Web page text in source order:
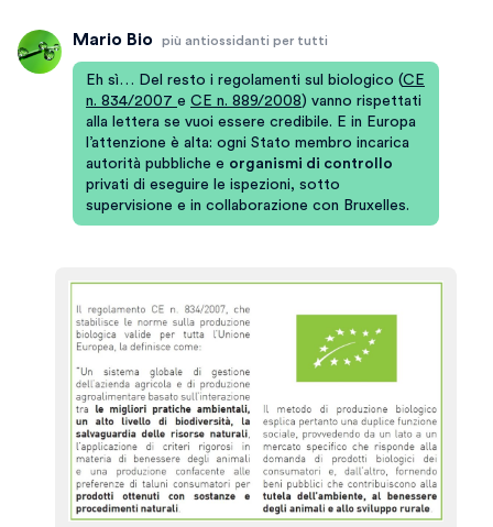
Mario Bio più antiossidanti per tutti
Eh sì… Del resto i regolamenti sul biologico (CE
n. 834/2007 e CE n. 889/2008) vanno rispettati
alla lettera se vuoi essere credibile. E in Europa
l’attenzione è alta: ogni Stato membro incarica
autorità pubbliche e organismi di controllo
privati di eseguire le ispezioni, sotto
supervisione e in collaborazione con Bruxelles.